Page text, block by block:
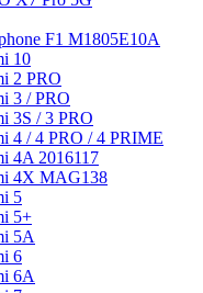
F1 M1805E10A
10
2 PRO
3 / PRO
3S / 3 PRO
4 / 4 PRO / 4 PRIME
4A 2016117
4X MAG138
5
5+
5A
6
6A